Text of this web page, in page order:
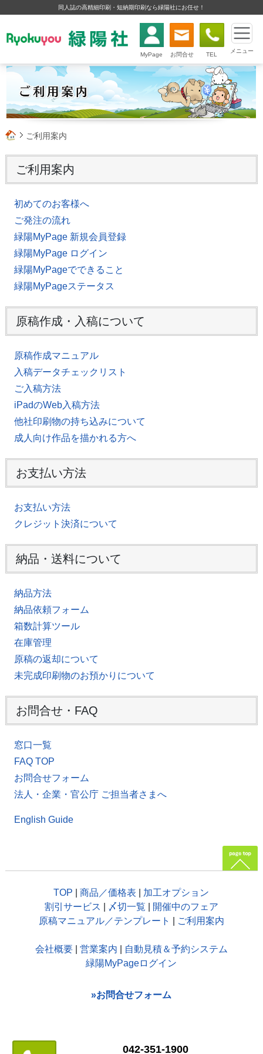
同人誌の高精細印刷・短納期印刷なら緑陽社にお任せ！
MyPage お問合せ TEL メニュー
ご利用案内
ご利用案内
初めてのお客様へ
ご発注の流れ
緑陽MyPage 新規会員登録
緑陽MyPage ログイン
緑陽MyPageでできること
緑陽MyPageステータス
原稿作成・入稿について
原稿作成マニュアル
入稿データチェックリスト
ご入稿方法
iPadのWeb入稿方法
他社印刷物の持ち込みについて
成人向け作品を描かれる方へ
お支払い方法
お支払い方法
クレジット決済について
納品・送料について
納品方法
納品依頼フォーム
箱数計算ツール
在庫管理
原稿の返却について
未完成印刷物のお預かりについて
お問合せ・FAQ
窓口一覧
FAQ TOP
お問合せフォーム
法人・企業・官公庁 ご担当者さまへ
English Guide
TOP 商品／価格表
加工オプション
割引サービス
〆切一覧
開催中のフェア
原稿マニュアル／テンプレート
ご利用案内
会社概要| 営業案内
自動見積＆予約システム
緑陽MyPageログイン
»お問合せフォーム
042-351-1900